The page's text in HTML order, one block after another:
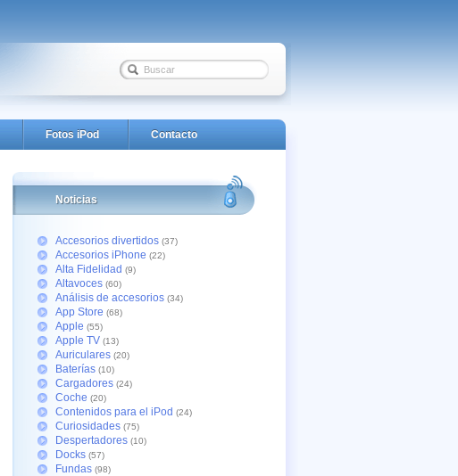
Fotos iPod Contacto
Noticias
Accesorios divertidos (37)
Accesorios iPhone (22)
Alta Fidelidad (9)
Altavoces (60)
Análisis de accesorios (34)
App Store (68)
Apple (55)
Apple TV (13)
Auriculares (20)
Baterías (10)
Cargadores (24)
Coche (20)
Contenidos para el iPod (24)
Curiosidades (75)
Despertadores (10)
Docks (57)
Fundas (98)